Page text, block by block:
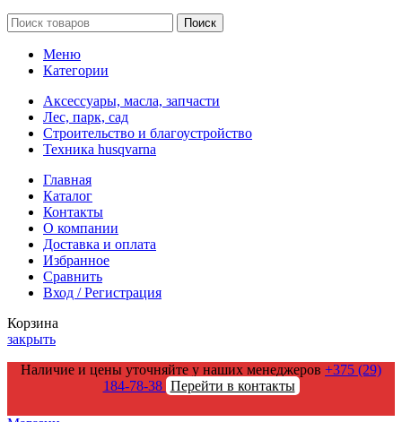
Поиск
Меню
Категории
Аксессуары, масла, запчасти
Лес, парк, сад
Строительство и благоустройство
Техника husqvarna
Главная
Каталог
Контакты
О компании
Доставка и оплата
Избранное
Сравнить
Вход / Регистрация
Корзина
закрыть
Наличие и цены уточняйте у наших менеджеров +375 (29)
184-78-38 Перейти в контакты